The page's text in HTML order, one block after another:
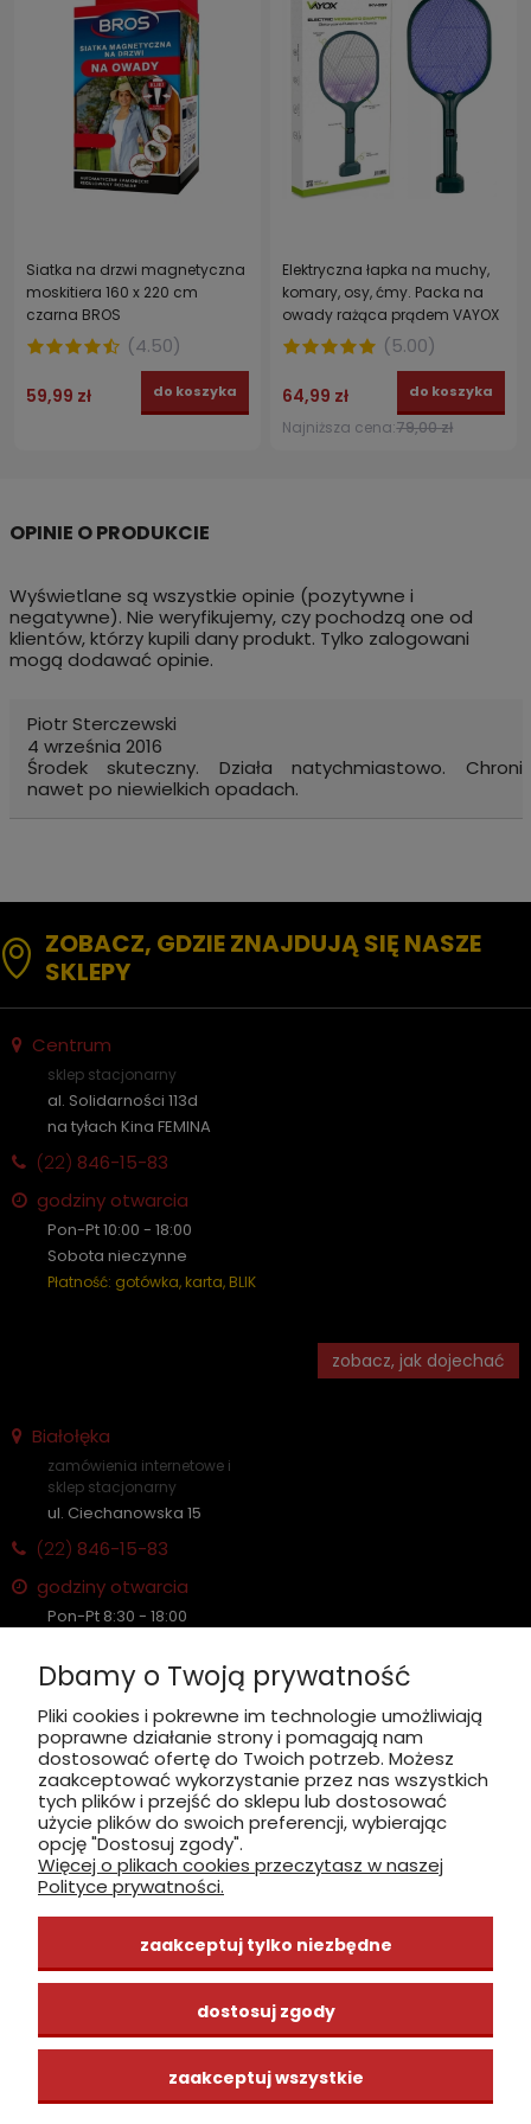
Siatka na drzwi magnetyczna
moskitiera 160 x 220 cm
czarna BROS
(4.50)
59,99 zł do koszyka
Elektryczna łapka na muchy,
komary, osy, ćmy. Packa na
owady rażąca prądem VAYOX
IKV-957
(5.00)
64,99 zł
Najniższa cena:79,00 zł
do koszyka
Wyświetlane są wszystkie opinie (pozytywne i
negatywne). Nie weryfikujemy, czy pochodzą one od
klientów, którzy kupili dany produkt. Tylko zalogowani
mogą dodawać opinie.
Piotr Sterczewski
4 września 2016
Środek skuteczny. Działa natychmiastowo. Chroni
nawet po niewielkich opadach.
ZOBACZ, GDZIE ZNAJDUJĄ SIĘ NASZE
SKLEPY
Centrum
sklep stacjonarny
al. Solidarności 113d
na tyłach Kina FEMINA
(22) 846-15-83
godziny otwarcia
Pon-Pt 10:00 - 18:00
Sobota nieczynne
Płatność: gotówka, karta, BLIK
zobacz, jak dojechać
Białołęka
zamówienia internetowe i
sklep stacjonarny
ul. Ciechanowska 15
(22) 846-15-83
godziny otwarcia
Pon-Pt 8:30 - 18:00
Płatność: gotówka, karta, BLIK
zobacz, jak dojechać
INFORMACJE
ZAKUPY
CENTRUM WIEDZY
Dbamy o Twoją prywatność
Pliki cookies i pokrewne im technologie umożliwiają
poprawne działanie strony i pomagają nam
dostosować ofertę do Twoich potrzeb. Możesz
zaakceptować wykorzystanie przez nas wszystkich
tych plików i przejść do sklepu lub dostosować
użycie plików do swoich preferencji, wybierając
opcję "Dostosuj zgody".
Więcej o plikach cookies przeczytasz w naszej
Polityce prywatności.
zaakceptuj tylko niezbędne
dostosuj zgody
zaakceptuj wszystkie